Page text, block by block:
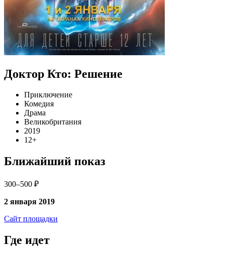
Доктор Кто: Решение
Приключение
Комедия
Драма
Великобритания
2019
12+
Ближайший показ
300–500 ₽
2 января 2019
Сайт площадки
Где идет